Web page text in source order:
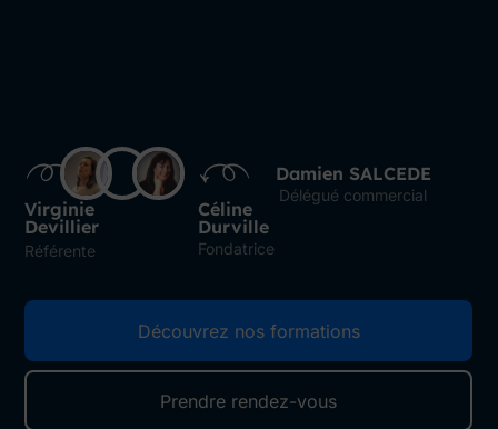
Virginie
Devillier
Référente
Céline
Durville
Fondatrice
Damien SALCEDE
Délégué commercial
Découvrez nos formations
Prendre rendez-vous